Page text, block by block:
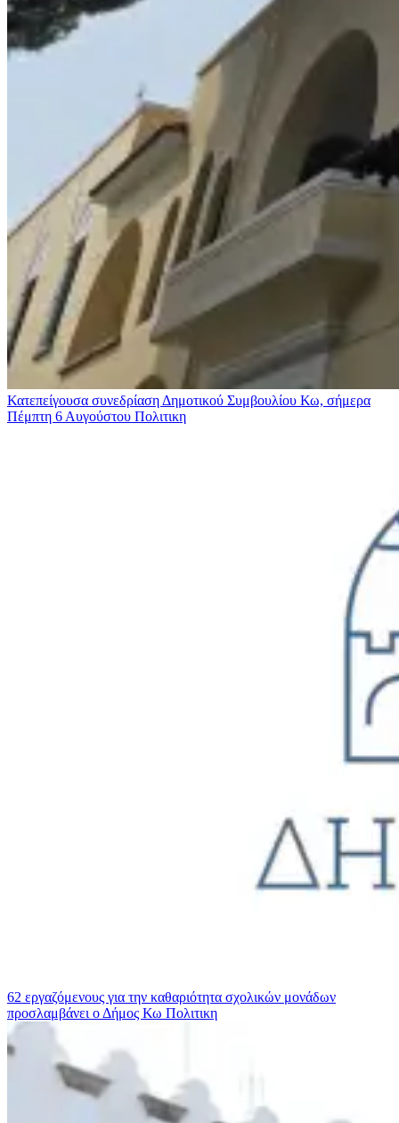
Κατεπείγουσα συνεδρίαση Δημοτικού Συμβουλίου Κω, σήμερα
Πέμπτη 6 Αυγούστου Πολιτικη
62 εργαζόμενους για την καθαριότητα σχολικών μονάδων
προσλαμβάνει ο Δήμος Κω Πολιτικη